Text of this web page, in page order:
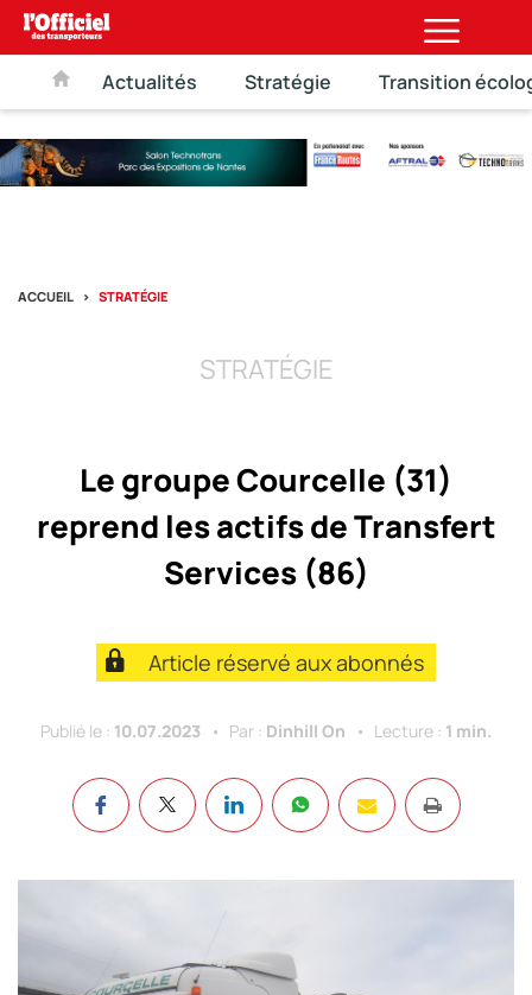
Actualités Stratégie Transition
ACCUEIL STRATÉGIE
STRATÉGIE
Le groupe Courcelle (31)
reprend les actifs de Transfert
Services (86)
Article réservé aux abonnés
Publié le : 10.07.2023 Par : Dinhill On Lecture : 1 min.